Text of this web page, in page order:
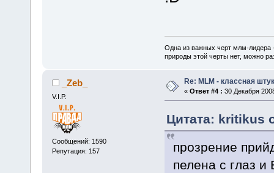
Одна из важных черт млм-лидера
природы этой черты нет, можно
_Zeb_
V.I.P.
Сообщений: 1590
Репутация: 157
Re: MLM - классная
« Ответ #4 : 30 Декабря
Цитата: kritikus
прозрение
пелена с глаз